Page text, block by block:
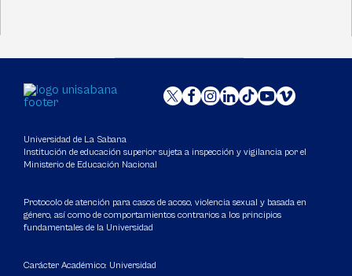
Universidad de La Sabana
Institución de educación superior sujeta a inspección y vigilancia por el
Ministerio de Educación Nacional
Protocolo de atención para casos de acoso, violencia sexual y basada en
género, así como de comportamientos contrarios a los principios
fundamentales de la Universidad
Carácter Académico: Universidad